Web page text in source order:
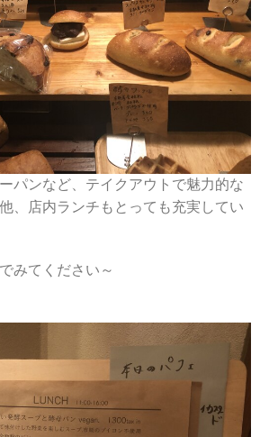
パンなど、テイクアウトで魅力的な
、店内ランチもとっても充実してい
みてください～